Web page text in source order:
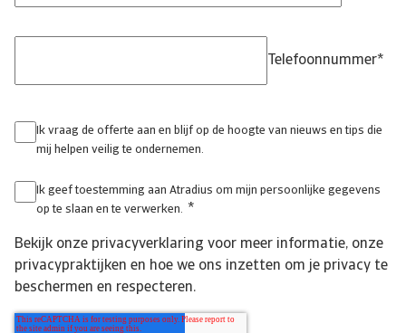
Telefoonnummer*
Ik vraag de offerte aan en blijf op de hoogte van nieuws en tips die
mij helpen veilig te ondernemen.
Ik geef toestemming aan Atradius om mijn persoonlijke gegevens
op te slaan en te verwerken. *
Bekijk onze privacyverklaring voor meer informatie, onze
privacypraktijken en hoe we ons inzetten om je privacy te
beschermen en respecteren.